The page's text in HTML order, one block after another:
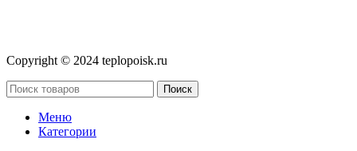
Copyright © 2024 teplopoisk.ru
Поиск
Меню
Категории